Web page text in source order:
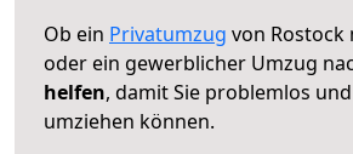
Ob ein Privatumzug von Rostock
oder ein gewerblicher Umzug
helfen, damit Sie problemlos
umziehen können.